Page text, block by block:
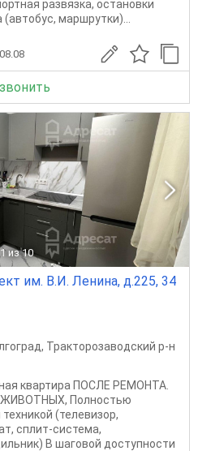
развязка, остановки
маршрутки)...
08.08
1 из 10
им. В.И. Ленина, д.225, 34
, Тракторозаводский р-н
квартира ПОСЛЕ РЕМОНТА.
ЖИВОТНЫХ, Полностью
(телевизор,
сплит-система,
В шаговой доступности